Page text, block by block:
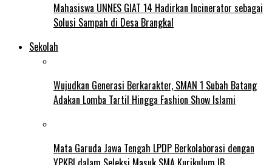
Mahasiswa UNNES GIAT 14 Hadirkan Incinerator sebagai
Solusi Sampah di Desa Brangkal
Sekolah
Wujudkan Generasi Berkarakter, SMAN 1 Subah Batang
Adakan Lomba Tartil Hingga Fashion Show Islami
Mata Garuda Jawa Tengah LPDP Berkolaborasi dengan